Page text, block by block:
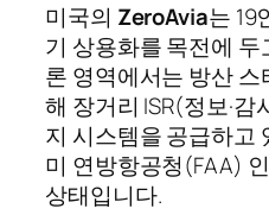
미국의 ZeroAvia는 19
기 상용화를 목전에
론 영역에서는 방산
해 장거리 ISR(정보·감
지 시스템을 공급하고
미 연방항공청(FAA)
상태입니다.